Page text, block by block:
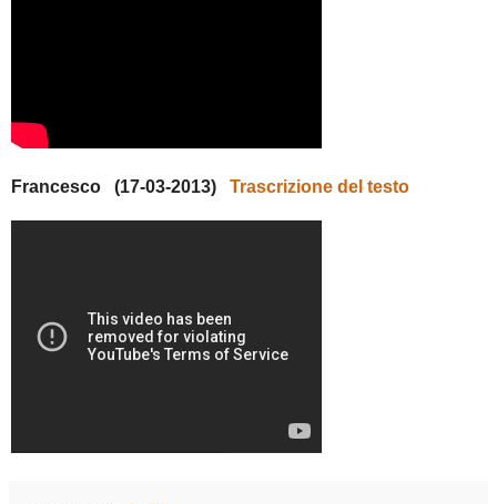
Francesco (17-03-2013) Trascrizione del testo